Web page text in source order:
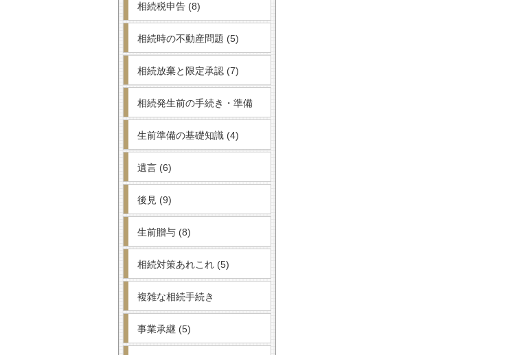
相続税申告 (8)
相続時の不動産問題 (5)
相続放棄と限定承認 (7)
相続発生前の手続き・準備
生前準備の基礎知識 (4)
遺言 (6)
後見 (9)
生前贈与 (8)
相続対策あれこれ (5)
複雑な相続手続き
事業承継 (5)